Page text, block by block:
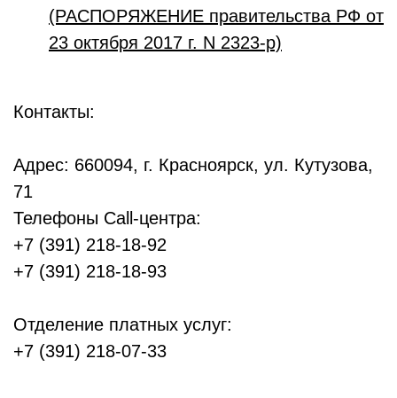
(РАСПОРЯЖЕНИЕ правительства РФ от
23 октября 2017 г. N 2323-р)
Контакты:
Адрес: 660094, г. Красноярск, ул. Кутузова,
71
Телефоны Call-центра:
+7 (391) 218-18-92
+7 (391) 218-18-93
Отделение платных услуг:
+7 (391) 218-07-33